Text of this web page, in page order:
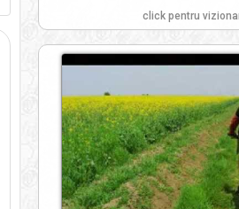
click pentru